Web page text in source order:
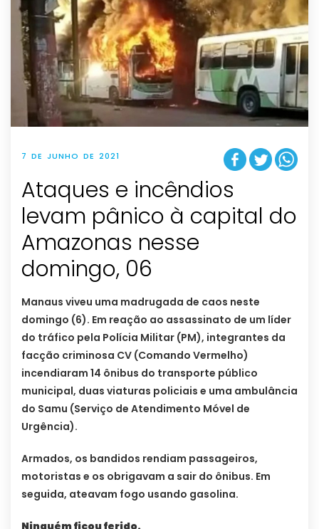
7 DE JUNHO DE 2021
Ataques e incêndios
levam pânico à capital do
Amazonas nesse
domingo, 06
Manaus viveu uma madrugada de caos neste
domingo (6). Em reação ao assassinato de um líder
do tráfico pela Polícia Militar (PM), integrantes da
facção criminosa CV (Comando Vermelho)
incendiaram 14 ônibus do transporte público
municipal, duas viaturas policiais e uma ambulância
do Samu (Serviço de Atendimento Móvel de
Urgência).
Armados, os bandidos rendiam passageiros,
motoristas e os obrigavam a sair do ônibus. Em
seguida, ateavam fogo usando gasolina.
Ninguém ficou ferido.